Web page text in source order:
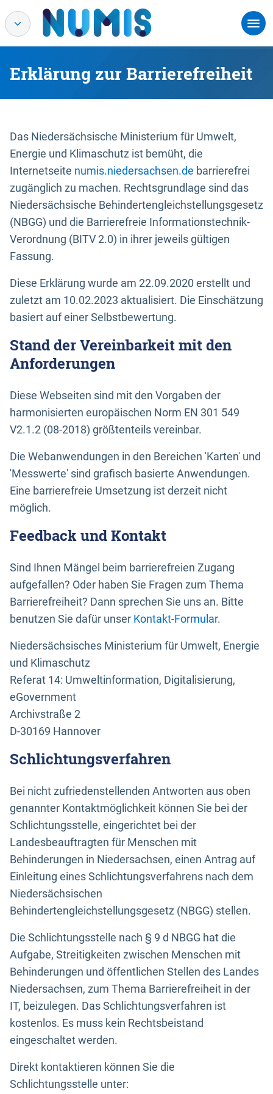
Erklärung zur Barrierefreiheit
Das Niedersächsische Ministerium für Umwelt,
Energie und Klimaschutz ist bemüht, die
Internetseite numis.niedersachsen.de barrierefrei
zugänglich zu machen. Rechtsgrundlage sind das
Niedersächsische Behindertengleichstellungsgesetz
(NBGG) und die Barrierefreie Informationstechnik-
Verordnung (BITV 2.0) in ihrer jeweils gültigen
Fassung.
Diese Erklärung wurde am 22.09.2020 erstellt und
zuletzt am 10.02.2023 aktualisiert. Die Einschätzung
basiert auf einer Selbstbewertung.
Stand der Vereinbarkeit mit den
Anforderungen
Diese Webseiten sind mit den Vorgaben der
harmonisierten europäischen Norm EN 301 549
V2.1.2 (08-2018) größtenteils vereinbar.
Die Webanwendungen in den Bereichen 'Karten' und
'Messwerte' sind grafisch basierte Anwendungen.
Eine barrierefreie Umsetzung ist derzeit nicht
möglich.
Feedback und Kontakt
Sind Ihnen Mängel beim barrierefreien Zugang
aufgefallen? Oder haben Sie Fragen zum Thema
Barrierefreiheit? Dann sprechen Sie uns an. Bitte
benutzen Sie dafür unser Kontakt-Formular.
Niedersächsisches Ministerium für Umwelt, Energie
und Klimaschutz
Referat 14: Umweltinformation, Digitalisierung,
eGovernment
Archivstraße 2
D-30169 Hannover
Schlichtungsverfahren
Bei nicht zufriedenstellenden Antworten aus oben
genannter Kontaktmöglichkeit können Sie bei der
Schlichtungsstelle, eingerichtet bei der
Landesbeauftragten für Menschen mit
Behinderungen in Niedersachsen, einen Antrag auf
Einleitung eines Schlichtungsverfahrens nach dem
Niedersächsischen
Behindertengleichstellungsgesetz (NBGG) stellen.
Die Schlichtungsstelle nach § 9 d NBGG hat die
Aufgabe, Streitigkeiten zwischen Menschen mit
Behinderungen und öffentlichen Stellen des Landes
Niedersachsen, zum Thema Barrierefreiheit in der
IT, beizulegen. Das Schlichtungsverfahren ist
kostenlos. Es muss kein Rechtsbeistand
eingeschaltet werden.
Direkt kontaktieren können Sie die
Schlichtungsstelle unter: